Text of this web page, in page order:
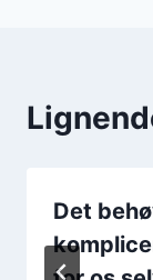
Det